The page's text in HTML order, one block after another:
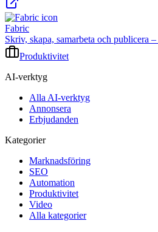
Fabric
Skriv, skapa, samarbeta och publicera
Produktivitet
AI-verktyg
Alla AI-verktyg
Annonsera
Erbjudanden
Kategorier
Marknadsföring
SEO
Automation
Produktivitet
Video
Alla kategorier